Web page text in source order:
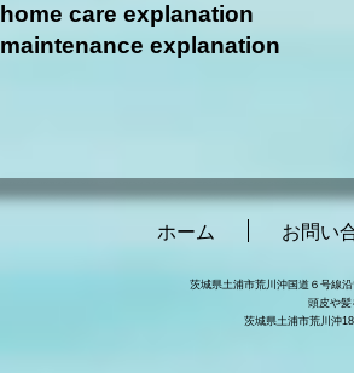
home care explanation
​maintenance explanation
ホーム お問い
茨城県土浦市荒川沖国道６号線
頭皮や
茨城県土浦市荒川沖